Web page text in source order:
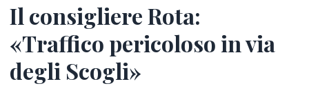
Il consigliere Rota:
«Traffico pericoloso in via
degli Scogli»